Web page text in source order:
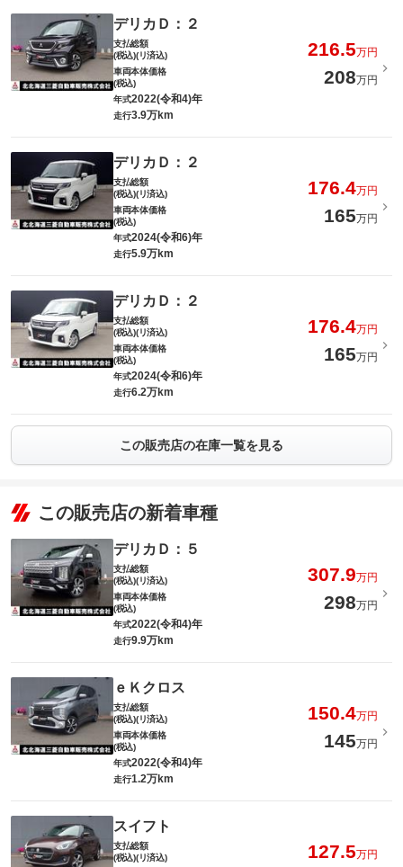
デリカＤ：２
支払総額
(税込)(リ済込)
216.5万円
車両本体価格
(税込)
208万円
年式2022(令和4)年
走行3.9万km
デリカＤ：２
支払総額
(税込)(リ済込)
176.4万円
車両本体価格
(税込)
165万円
年式2024(令和6)年
走行5.9万km
デリカＤ：２
支払総額
(税込)(リ済込)
176.4万円
車両本体価格
(税込)
165万円
年式2024(令和6)年
走行6.2万km
この販売店の在庫一覧を見る
この販売店の新着車種
デリカＤ：５
支払総額
(税込)(リ済込)
307.9万円
車両本体価格
(税込)
298万円
年式2022(令和4)年
走行9.9万km
ｅＫクロス
支払総額
(税込)(リ済込)
150.4万円
車両本体価格
(税込)
145万円
年式2022(令和4)年
走行1.2万km
スイフト
支払総額
(税込)(リ済込)
127.5万円